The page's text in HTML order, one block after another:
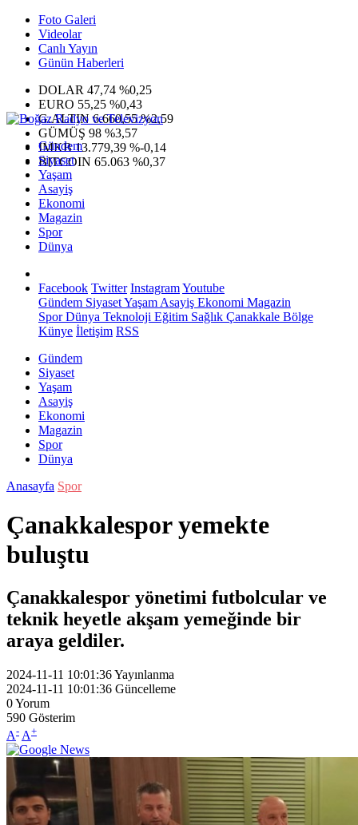
Foto Galeri
Videolar
Canlı Yayın
Günün Haberleri
DOLAR 47,74 %0,25
EURO 55,25 %0,43
G.ALTIN6.660,55 %2,59
GÜMÜŞ 98 %3,57
IMKB13.779,39 %-0,14
BITCOIN 65.063 %0,37
Gündem
Siyaset
Yaşam
Asayiş
Ekonomi
Magazin
Spor
Dünya
Facebook Twitter InstagramYoutube
Gündem SiyasetYaşam Asayiş Ekonomi Magazin
SporDünya Teknoloji Eğitim Sağlık Çanakkale Bölge
Künye İletişim RSS
Gündem
Siyaset
Yaşam
Asayiş
Ekonomi
Magazin
Spor
Dünya
Anasayfa Spor
Çanakkalespor yemekte
buluştu
Çanakkalespor yönetimi futbolcular ve
teknik heyetle akşam yemeğinde bir
araya geldiler.
2024-11-11 10:01:36Yayınlanma
2024-11-11 10:01:36 Güncelleme
0Yorum
590 Gösterim
A- A+